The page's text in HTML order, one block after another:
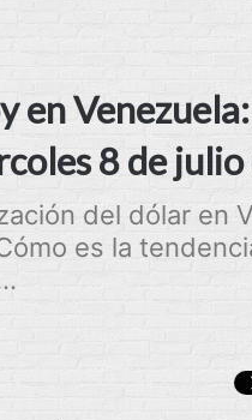
en
8 de
del dólar en
es la